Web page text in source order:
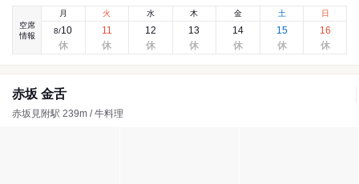
空席
情報
月
8/10
火
11
水
12
木
13
金
14
土
15
日
16
赤坂 金舌
赤坂見附駅 239m / 牛料理